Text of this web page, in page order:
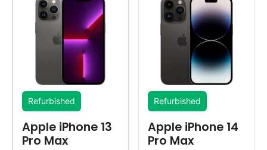
Refurbished
Apple iPhone 13
Pro Max
Refurbished
Apple iPhone 14
Pro Max